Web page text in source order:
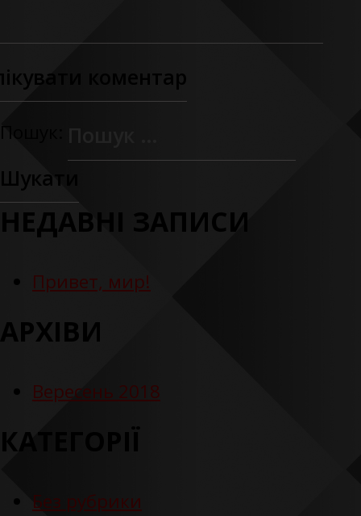
Пошук:
НЕДАВНІ ЗАПИСИ
Привет, мир!
АРХІВИ
Вересень 2018
КАТЕГОРІЇ
Без рубрики